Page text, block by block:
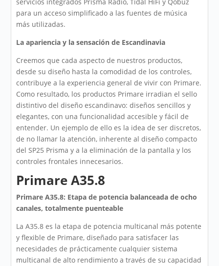
servicios integrados Prisma Radio, Tidal HiFi y Qobuz
para un acceso simplificado a las fuentes de música
más utilizadas.
La apariencia y la sensación de Escandinavia
Creemos que cada aspecto de nuestros productos,
desde su diseño hasta la comodidad de los controles,
contribuye a la experiencia general de vivir con Primare.
Como resultado, los productos Primare irradian el sello
distintivo del diseño escandinavo: diseños sencillos y
elegantes, con una funcionalidad accesible y fácil de
entender. Un ejemplo de ello es la idea de ser discretos,
de no llamar la atención, inherente al diseño compacto
del SP25 Prisma y a la eliminación de la pantalla y los
controles frontales innecesarios.
Primare A35.8
Primare A35.8: Etapa de potencia balanceada de ocho
canales, totalmente puenteable
La A35.8 es la etapa de potencia multicanal más potente
y flexible de Primare, diseñado para satisfacer las
necesidades de prácticamente cualquier sistema
multicanal de alto rendimiento a través de su capacidad